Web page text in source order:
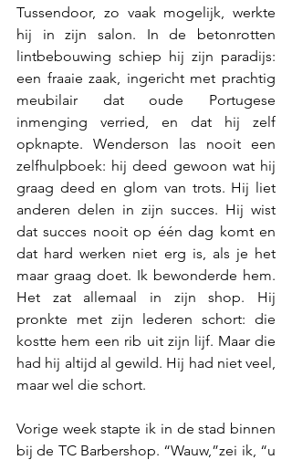
Tussendoor, zo vaak mogelijk, werkte
hij in zijn salon. In de betonrotten
lintbebouwing schiep hij zijn paradijs:
een fraaie zaak, ingericht met prachtig
meubilair dat oude Portugese
inmenging verried, en dat hij zelf
opknapte. Wenderson las nooit een
zelfhulpboek: hij deed gewoon wat hij
graag deed en glom van trots. Hij liet
anderen delen in zijn succes. Hij wist
dat succes nooit op één dag komt en
dat hard werken niet erg is, als je het
maar graag doet. Ik bewonderde hem.
Het zat allemaal in zijn shop. Hij
pronkte met zijn lederen schort: die
kostte hem een rib uit zijn lijf. Maar die
had hij altijd al gewild. Hij had niet veel,
maar wel die schort.
Vorige week stapte ik in de stad binnen
bij de TC Barbershop. “Wauw,”zei ik, “u